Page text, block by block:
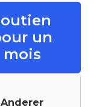
un
mois
Anderer